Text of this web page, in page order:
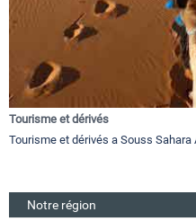
Tourisme et dérivés
Tourisme et dérivés a Souss
Notre région